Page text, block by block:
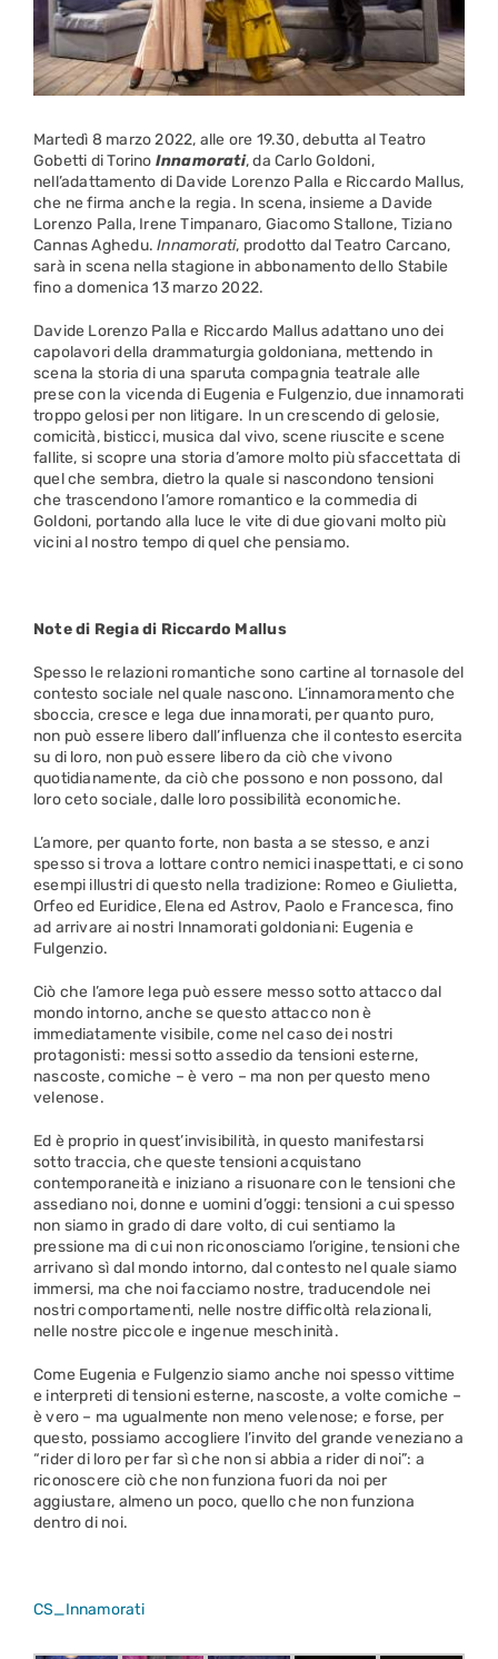
Martedì 8 marzo 2022, alle ore 19.30, debutta al Teatro
Gobetti di Torino Innamorati, da Carlo Goldoni,
nell’adattamento di Davide Lorenzo Palla e Riccardo Mallus,
che ne firma anche la regia. In scena, insieme a Davide
Lorenzo Palla, Irene Timpanaro, Giacomo Stallone, Tiziano
Cannas Aghedu.Innamorati, prodotto dal Teatro Carcano,
sarà in scena nella stagione in abbonamento dello Stabile
fino a domenica 13 marzo 2022.
Davide Lorenzo Palla e Riccardo Mallus adattano uno dei
capolavori della drammaturgia goldoniana, mettendo in
scena la storia di una sparuta compagnia teatrale alle
prese con la vicenda di Eugenia e Fulgenzio, due innamorati
troppo gelosi per non litigare. In un crescendo di gelosie,
comicità, bisticci, musica dal vivo, scene riuscite e scene
fallite, si scopre una storia d’amore molto più sfaccettata di
quel che sembra, dietro la quale si nascondono tensioni
che trascendono l’amore romantico e la commedia di
Goldoni, portando alla luce le vite di due giovani molto più
vicini al nostro tempo di quel che pensiamo.
Note di Regia di Riccardo Mallus
Spesso le relazioni romantiche sono cartine al tornasole del
contesto sociale nel quale nascono. L’innamoramento che
sboccia, cresce e lega due innamorati, per quanto puro,
non può essere libero dall’influenza che il contesto esercita
su di loro, non può essere libero da ciò che vivono
quotidianamente, da ciò che possono e non possono, dal
loro ceto sociale, dalle loro possibilità economiche.
L’amore, per quanto forte, non basta a se stesso, e anzi
spesso si trova a lottare contro nemici inaspettati, e ci sono
esempi illustri di questo nella tradizione: Romeo e Giulietta,
Orfeo ed Euridice, Elena ed Astrov, Paolo e Francesca, fino
ad arrivare ai nostri Innamorati goldoniani: Eugenia e
Fulgenzio.
Ciò che l’amore lega può essere messo sotto attacco dal
mondo intorno, anche se questo attacco non è
immediatamente visibile, come nel caso dei nostri
protagonisti: messi sotto assedio da tensioni esterne,
nascoste, comiche – è vero – ma non per questo meno
velenose.
Ed è proprio in quest’invisibilità, in questo manifestarsi
sotto traccia, che queste tensioni acquistano
contemporaneità e iniziano a risuonare con le tensioni che
assediano noi, donne e uomini d’oggi: tensioni a cui spesso
non siamo in grado di dare volto, di cui sentiamo la
pressione ma di cui non riconosciamo l’origine, tensioni che
arrivano sì dal mondo intorno, dal contesto nel quale siamo
immersi, ma che noi facciamo nostre, traducendole nei
nostri comportamenti, nelle nostre difficoltà relazionali,
nelle nostre piccole e ingenue meschinità.
Come Eugenia e Fulgenzio siamo anche noi spesso vittime
e interpreti di tensioni esterne, nascoste, a volte comiche –
è vero – ma ugualmente non meno velenose; e forse, per
questo, possiamo accogliere l’invito del grande veneziano a
“rider di loro per far sì che non si abbia a rider di noi”: a
riconoscere ciò che non funziona fuori da noi per
aggiustare, almeno un poco, quello che non funziona
dentro di noi.
CS_Innamorati